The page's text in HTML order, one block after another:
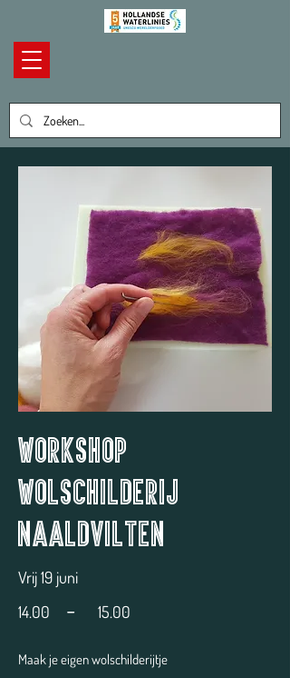
Workshop
wolschilderij
naaldvilten
Vrij 19 juni
14.00
- 15.00
Maak je eigen wolschilderijtje